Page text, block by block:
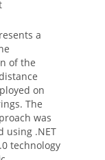
a
of the
on
The
was
using .NET
technology